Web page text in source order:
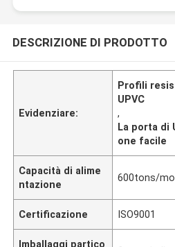
DESCRIZIONE DI PRODOTTO
Evidenziare:
Profili
UPVC
,
La porta di
one facile
Capacità di alime
ntazione
600tons/
Certificazione ISO9001
Imballaggi partico